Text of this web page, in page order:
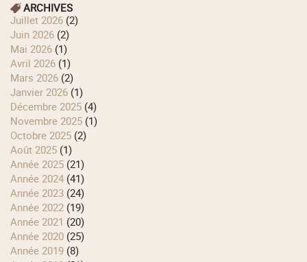
ARCHIVES
juillet 2026 (2)
juin 2026 (2)
mai 2026 (1)
avril 2026 (1)
mars 2026 (2)
janvier 2026 (1)
décembre 2025 (4)
novembre 2025 (1)
octobre 2025 (2)
août 2025 (1)
année 2025 (21)
année 2024 (41)
année 2023 (24)
année 2022 (19)
année 2021 (20)
année 2020 (25)
année 2019 (8)